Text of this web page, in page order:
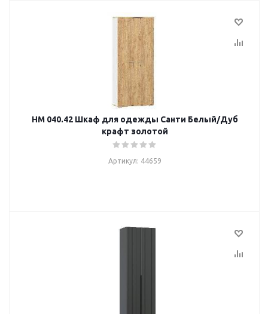
НМ 040.42 Шкаф для одежды Санти Белый/Дуб
крафт золотой
Артикул: 44659